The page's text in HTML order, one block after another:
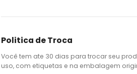
Politica de Troca
Você tem ate 30 dias para trocar seu
uso, com etiquetas e na embalagem